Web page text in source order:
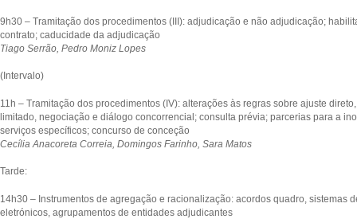
9h30 – Tramitação dos procedimentos (III): adjudicação e não adjudicação;
contrato; caducidade da adjudicação
Tiago Serrão, Pedro Moniz Lopes
(Intervalo)
11h – Tramitação dos procedimentos (IV): alterações às regras sobre ajuste
limitado, negociação e diálogo concorrencial; consulta prévia; parcerias para a
serviços específicos; concurso de conceção
Cecília Anacoreta Correia, Domingos Farinho, Sara Matos
Tarde:
14h30 – Instrumentos de agregação e racionalização: acordos quadro, sistemas
eletrónicos, agrupamentos de entidades adjudicantes